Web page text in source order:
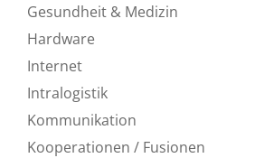
Gesundheit & Medizin
Hardware
Internet
Intralogistik
Kommunikation
Kooperationen / Fusionen